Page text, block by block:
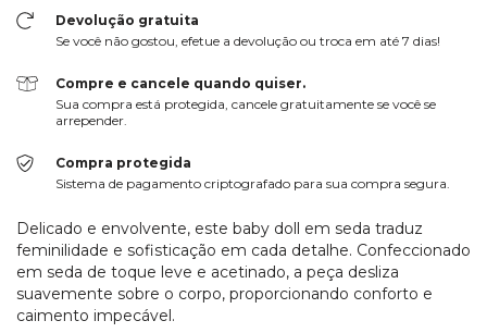
Devolução gratuita
Se você não gostou, efetue a devolução ou troca em até 7 dias!
Compre e cancele quando quiser.
Sua compra está protegida, cancele gratuitamente se você se
arrepender.
Compra protegida
Sistema de pagamento criptografado para sua compra segura.
Delicado e envolvente, este baby doll em seda traduz
feminilidade e sofisticação em cada detalhe. Confeccionado
em seda de toque leve e acetinado, a peça desliza
suavemente sobre o corpo, proporcionando conforto e
caimento impecável.